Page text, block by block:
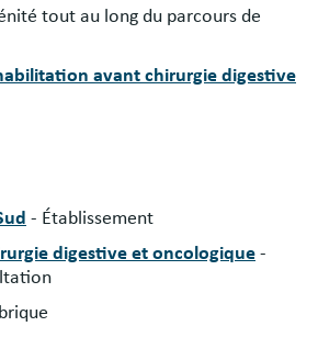
tout au long du parcours de
avant chirurgie digestive
- Établissement
digestive et oncologique -